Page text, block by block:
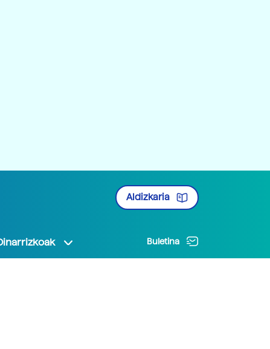
Aldizkaria
Buletina